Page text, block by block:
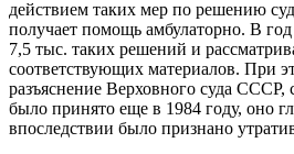
действием таких мер по решению
получает помощь амбулаторно. В
7,5 тыс. таких решений и
соответствующих материалов. При
разъяснение Верховного суда СССР,
было принято еще в 1984 году, оно
впоследствии было признано